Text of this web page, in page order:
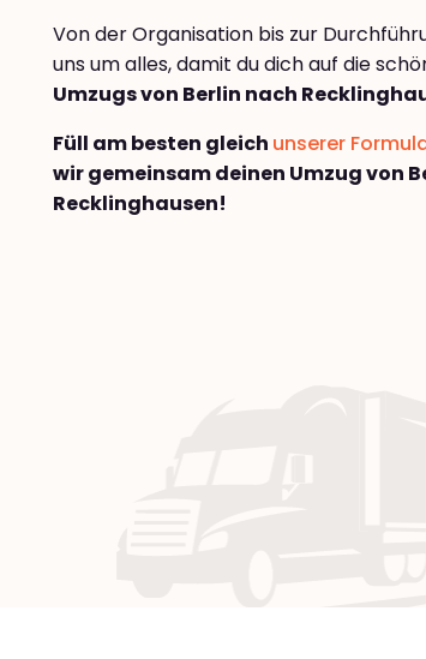
Von der Organisation bis zur
uns um alles, damit du dich auf die
Umzugs von Berlin nach
Füll am besten gleich unserer
wir gemeinsam deinen Umzug von
Recklinghausen!